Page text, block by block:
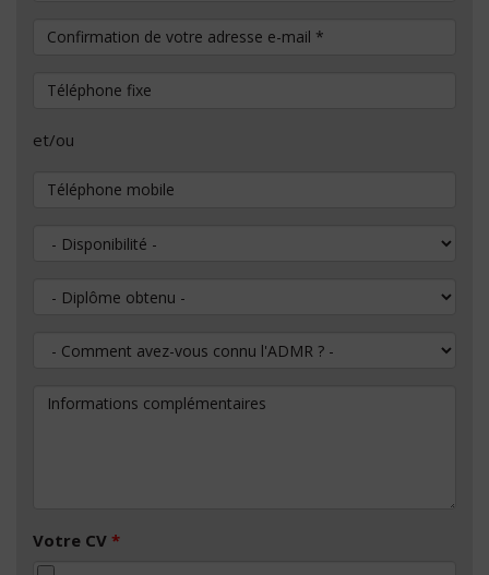
Confirmation de votre adresse e-mail
Téléphone fixe
et/ou
Téléphone mobile
Disponibilité
Diplôme obtenu
Comment avez-vous connu l'ADMR ?
Informations complémentaires
Votre CV *